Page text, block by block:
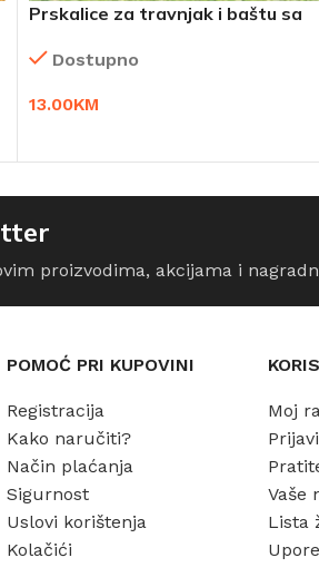
Prskalice za travnjak i baštu sa
Dostupno
13.00KM
proizvodima, akcijama i
POMOĆ PRI KUPOVINI
Registracija
Kako naručiti?
Način plaćanja
Sigurnost
Uslovi korištenja
Kolačići
Moj
Vaše
Lista